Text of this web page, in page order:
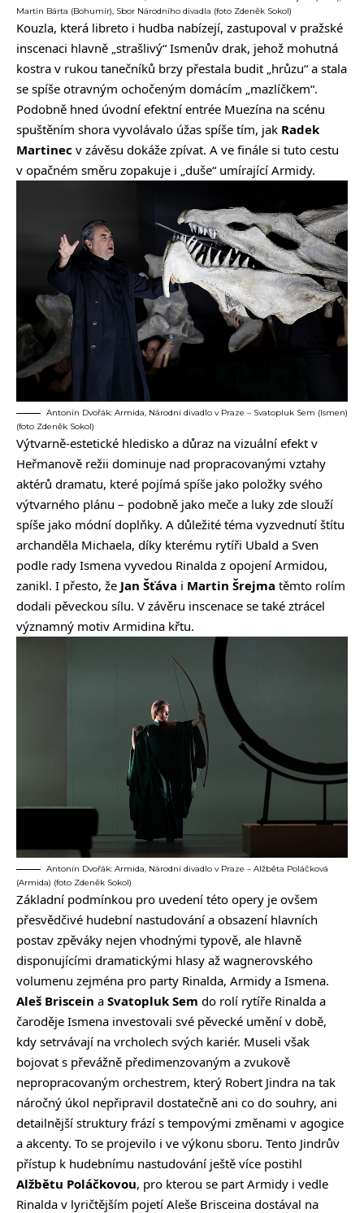
Martin Bárta (Bohumír), Sbor Národního divadla (foto Zdeněk Sokol)
Kouzla, která libreto i hudba nabízejí, zastupoval v pražské
inscenaci hlavně „strašlivý“ Ismenův drak, jehož mohutná
kostra v rukou tanečníků brzy přestala budit „hrůzu“ a stala
se spíše otravným ochočeným domácím „mazlíčkem“.
Podobně hned úvodní efektní entrée Muezína na scénu
spuštěním shora vyvolávalo úžas spíše tím, jak Radek
Martinec v závěsu dokáže zpívat. A ve finále si tuto cestu
v opačném směru zopakuje i „duše“ umírající Armidy.
Antonín Dvořák: Armida, Národní divadlo v Praze – Svatopluk Sem (Ismen)
(foto Zdeněk Sokol)
Výtvarně-estetické hledisko a důraz na vizuální efekt v
Heřmanově režii dominuje nad propracovanými vztahy
aktérů dramatu, které pojímá spíše jako položky svého
výtvarného plánu – podobně jako meče a luky zde slouží
spíše jako módní doplňky. A důležité téma vyzvednutí štítu
archanděla Michaela, díky kterému rytíři Ubald a Sven
podle rady Ismena vyvedou Rinalda z opojení Armidou,
zanikl. I přesto, že Jan Šťáva i Martin Šrejma těmto rolím
dodali pěveckou sílu. V závěru inscenace se také ztrácel
významný motiv Armidina křtu.
Antonín Dvořák: Armida, Národní divadlo v Praze – Alžběta Poláčková
(Armida) (foto Zdeněk Sokol)
Základní podmínkou pro uvedení této opery je ovšem
přesvědčivé hudební nastudování a obsazení hlavních
postav zpěváky nejen vhodnými typově, ale hlavně
disponujícími dramatickými hlasy až wagnerovského
volumenu zejména pro party Rinalda, Armidy a Ismena.
Aleš Briscein a Svatopluk Sem do rolí rytíře Rinalda a
čaroděje Ismena investovali své pěvecké umění v době,
kdy setrvávají na vrcholech svých kariér. Museli však
bojovat s převážně předimenzovaným a zvukově
nepropracovaným orchestrem, který Robert Jindra na tak
náročný úkol nepřipravil dostatečně ani co do souhry, ani
detailnější struktury frází s tempovými změnami v agogice
a akcenty. To se projevilo i ve výkonu sboru. Tento Jindrův
přístup k hudebnímu nastudování ještě více postihl
Alžbětu Poláčkovou, pro kterou se part Armidy i vedle
Rinalda v lyričtějším pojetí Aleše Brisceina dostával na